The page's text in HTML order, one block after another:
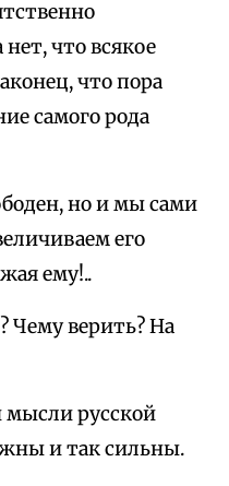
что всякое
что пора
самого рода
но и мы сами
его
ему!..
Чему верить? На
мысли русской
и так сильны.